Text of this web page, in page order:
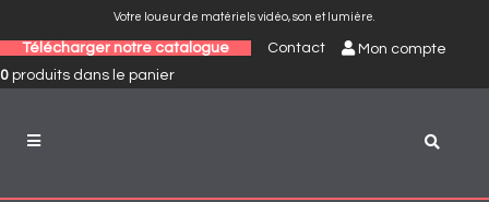
Votre loueur de matériels vidéo, son et lumière.
Télécharger notre catalogue Contact
Mon compte
0 produits dans le panier